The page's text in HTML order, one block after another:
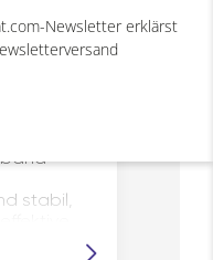
stabil,
Newsletter erklärst